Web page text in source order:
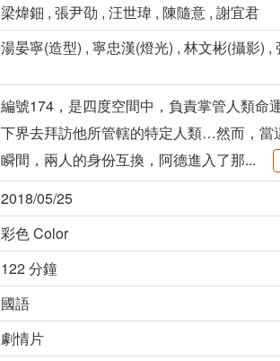
梁煒鈿 , 張尹劭 , 汪世瑋 , 陳隨意 , 謝宜君
湯晏寧(造型) , 寧忠漢(燈光) , 林文彬(攝影)
編號174，是四度空間中，負責掌管人類命
下界去拜訪他所管轄的特定人類…然而，
瞬間，兩人的身份互換，阿德進入了那...
2018/05/25
彩色 Color
122 分鐘
國語
劇情片